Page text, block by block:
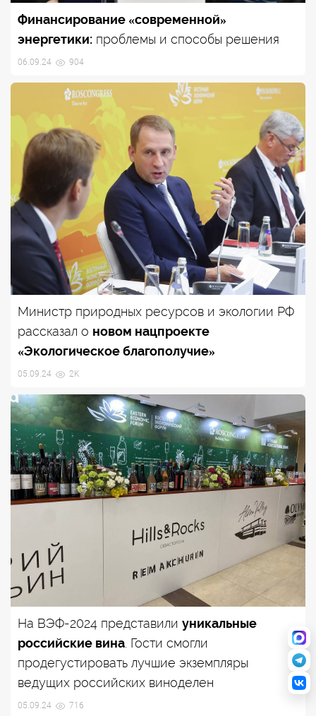
Финансирование «современной»
энергетики: проблемы и способы решения
06.09.24 904
Министр природных ресурсов и экологии РФ
рассказал о новом нацпроекте
«Экологическое благополучие»
05.09.24 2K
На ВЭФ-2024 представили уникальные
российские вина . Гости смогли
продегустировать лучшие экземпляры
ведущих российских виноделен
05.09.24 716